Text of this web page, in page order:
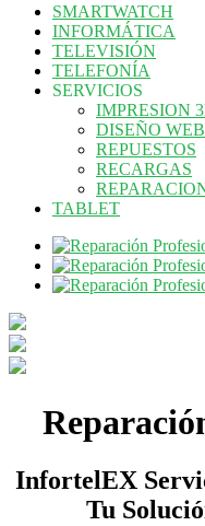
SMARTWATCH
INFORMÁTICA
TELEVISIÓN
TELEFONÍA
SERVICIOS
IMPRESION
DISEÑO WEB
REPUESTOS
RECARGAS
TABLET
InfortelEX
Tu